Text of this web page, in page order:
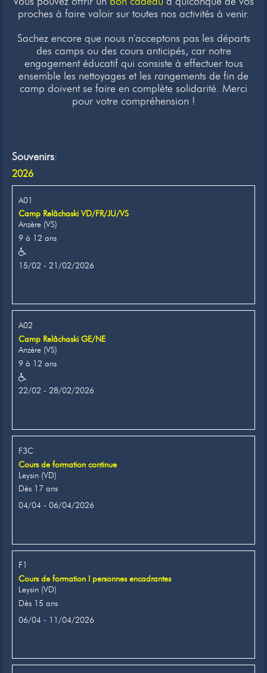
proches à faire valoir sur toutes nos activités à venir.
Sachez encore que nous n'acceptons pas les départs
des camps ou des cours anticipés, car notre
engagement éducatif qui consiste à effectuer tous
ensemble les nettoyages et les rangements de fin de
camp doivent se faire en complète solidarité. Merci
pour votre compréhension !
Souvenirs:
2026
A01
Camp Relâchaski VD/FR/JU/VS
Anzère (VS)
9 à 12 ans
15/02 - 21/02/2026
A02
Camp Relâchaski GE/NE
Anzère (VS)
9 à 12 ans
22/02 - 28/02/2026
F3C
Cours de formation continue
Leysin (VD)
Dès 17 ans
04/04 - 06/04/2026
F1
Cours de formation I personnes encadrantes
Leysin (VD)
Dès 15 ans
06/04 - 11/04/2026